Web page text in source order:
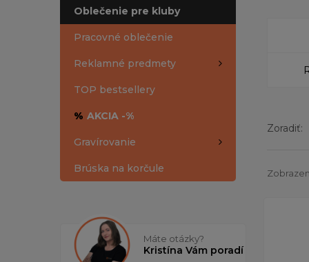
Oblečenie pre kluby
Pracovné oblečenie
Reklamné predmety
TOP bestsellery
% AKCIA -%
Gravírovanie
Brúska na korčule
Máte otázky?
Kristína Vám poradí
Zoradiť: